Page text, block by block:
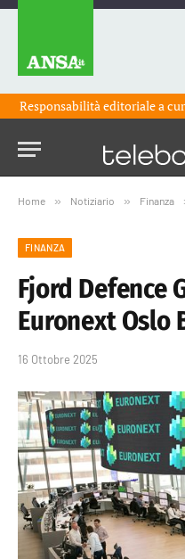
Responsabilità editoriale a
Home » Notiziario » Finanza
FINANZA
Fjord Defence
Euronext Oslo
16 Ottobre 2025